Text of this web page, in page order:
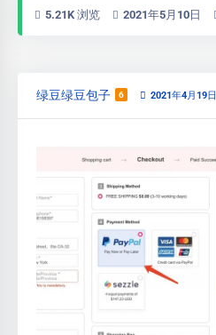
5.21K 浏览 2021年5月10日
绿豆绿豆包子 6 2021年4月19日